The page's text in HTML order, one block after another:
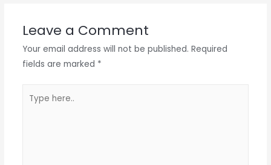
Leave a Comment
Your email address will not be published. Required
fields are marked *